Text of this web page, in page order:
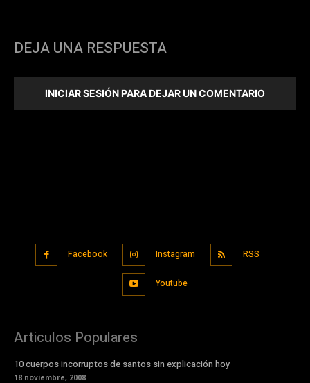
DEJA UNA RESPUESTA
INICIAR SESIÓN PARA DEJAR UN COMENTARIO
Facebook Instagram RSS
Youtube
Articulos Populares
10 cuerpos incorruptos de santos sin explicación hoy
18 noviembre, 2008